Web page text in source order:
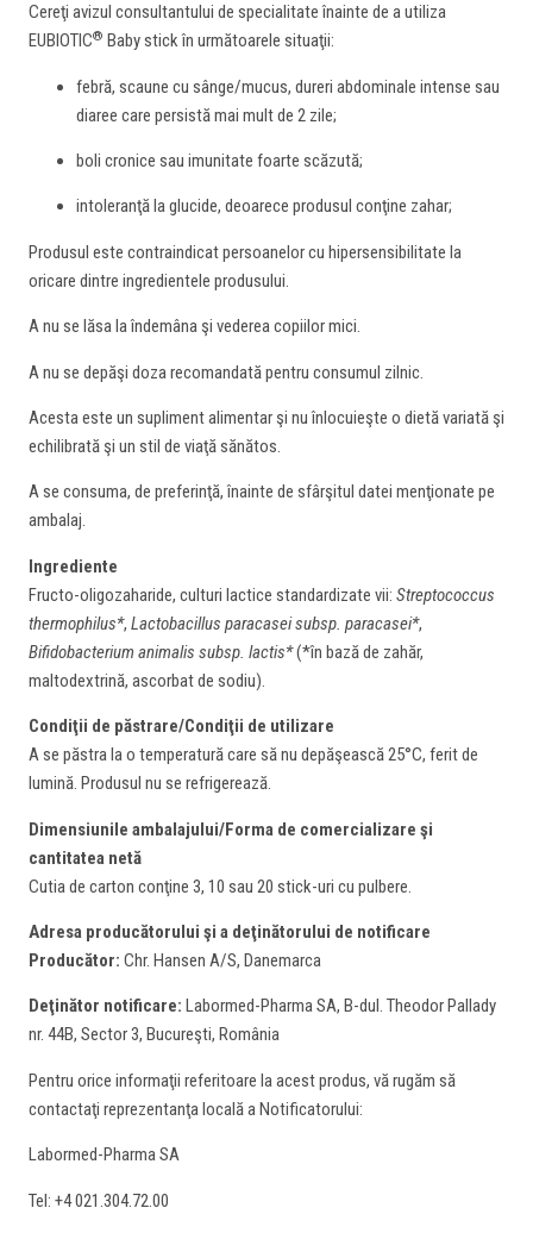
Cereţi avizul consultantului de specialitate înainte de a utiliza
EUBIOTIC® Baby stick în următoarele situaţii:
febră, scaune cu sânge/mucus, dureri abdominale intense sau
diaree care persistă mai mult de 2 zile;
boli cronice sau imunitate foarte scăzută;
intoleranţă la glucide, deoarece produsul conţine zahar;
Produsul este contraindicat persoanelor cu hipersensibilitate la
oricare dintre ingredientele produsului.
A nu se lăsa la îndemâna şi vederea copiilor mici.
A nu se depăşi doza recomandată pentru consumul zilnic.
Acesta este un supliment alimentar şi nu înlocuieşte o dietă variată şi
echilibrată şi un stil de viaţă sănătos.
A se consuma, de preferinţă, înainte de sfârşitul datei menţionate pe
ambalaj.
Ingrediente
Fructo-oligozaharide, culturi lactice standardizate vii: Streptococcus
thermophilus*, Lactobacillus paracasei subsp. paracasei*,
Bifidobacterium animalis subsp. lactis*(*în bază de zahăr,
maltodextrină, ascorbat de sodiu).
Condiţii de păstrare/Condiţii de utilizare
A se păstra la o temperatură care să nu depăşească 25°C, ferit de
lumină. Produsul nu se refrigerează.
Dimensiunile ambalajului/Forma de comercializare şi
cantitatea netă
Cutia de carton conţine 3, 10 sau 20 stick-uri cu pulbere.
Adresa producătorului şi a deţinătorului de notificare
Producător: Chr. Hansen A/S, Danemarca
Deţinător notificare: Labormed-Pharma SA, B-dul. Theodor Pallady
nr. 44B, Sector 3, Bucureşti, România
Pentru orice informaţii referitoare la acest produs, vă rugăm să
contactaţi reprezentanţa locală a Notificatorului:
Labormed-Pharma SA
Tel: +4 021.304.72.00